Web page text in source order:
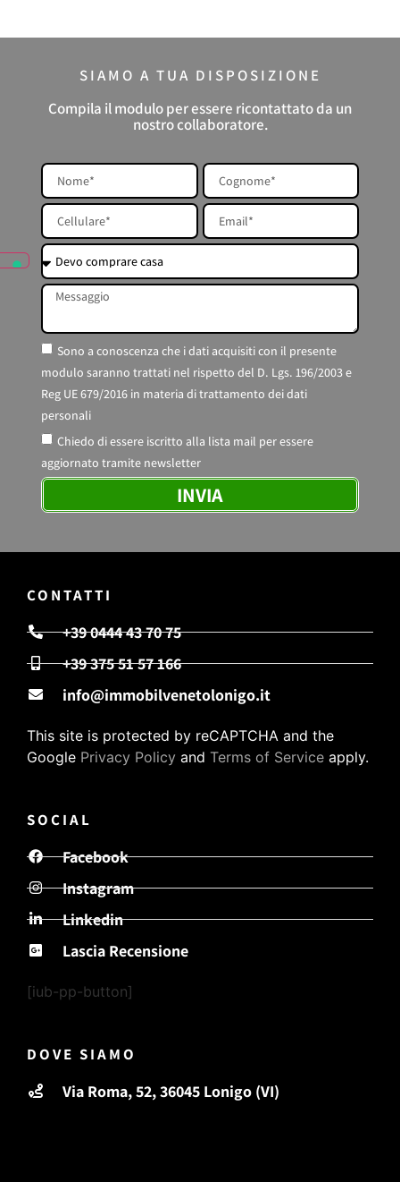
SIAMO A TUA DISPOSIZIONE
Compila il modulo per essere ricontattato da un
nostro collaboratore.
Sono a conoscenza che i dati acquisiti con il presente
modulo saranno trattati nel rispetto del D. Lgs. 196/2003 e
Reg UE 679/2016 in materia di trattamento dei dati
personali
Chiedo di essere iscritto alla lista mail per essere
aggiornato tramite newsletter
INVIA
CONTATTI
+39 0444 43 70 75
+39 375 51 57 166
info@immobilvenetolonigo.it
This site is protected by reCAPTCHA and the
Google Privacy Policy and Terms of Service apply.
SOCIAL
Facebook
Instagram
Linkedin
Lascia Recensione
[iub-pp-button]
DOVE SIAMO
Via Roma, 52, 36045 Lonigo (VI)